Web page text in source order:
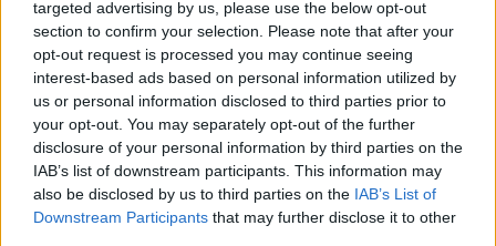
targeted advertising by us, please use the below opt-out
section to confirm your selection. Please note that after your
opt-out request is processed you may continue seeing
interest-based ads based on personal information utilized by
us or personal information disclosed to third parties prior to
your opt-out. You may separately opt-out of the further
disclosure of your personal information by third parties on the
IAB’s list of downstream participants. This information may
also be disclosed by us to third parties on the IAB’s List of
Downstream Participants that may further disclose it to other